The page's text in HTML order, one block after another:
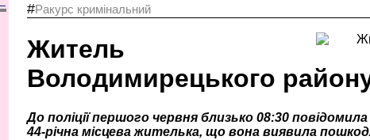
#Ракурс кримінальний
Житель
Володимирецького
До поліції першого червня близько 08:30
44-річна місцева жителька, що вона виявила